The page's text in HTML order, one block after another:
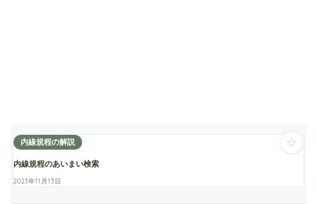
内線規程の解説
内線規程のあいまい検索
2023年11月13日
☆